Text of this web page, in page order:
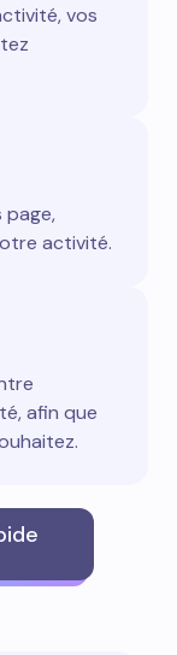
vos
page,
activité.
afin que